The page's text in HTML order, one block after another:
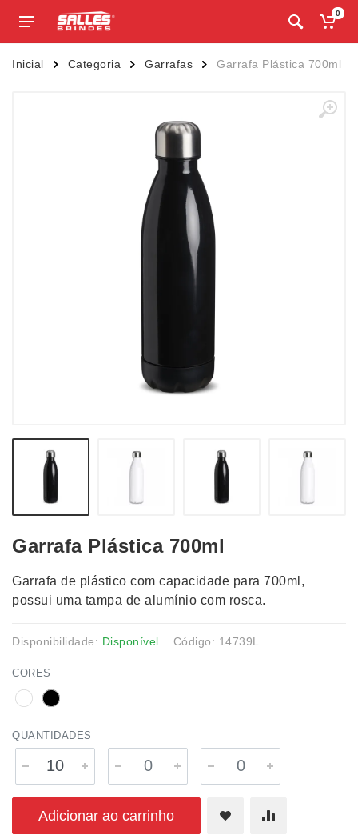
0
Inicial Categoria Garrafas Garrafa Plástica 700ml
Garrafa Plástica 700ml
Garrafa de plástico com capacidade para 700ml,
possui uma tampa de alumínio com rosca.
Disponibilidade: Disponível Código: 14739L
CORES
QUANTIDADES
Adicionar ao carrinho